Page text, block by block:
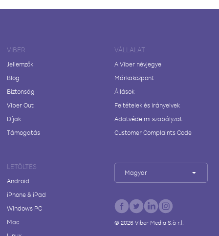
VIBER
Jellemzők
Blog
Biztonság
Viber Out
Díjak
Támogatás
VÁLLALAT
A Viber névjegye
Márkaközpont
Állások
Feltételek és irányelvek
Adatvédelmi szabályzat
Customer Complaints Code
LETÖLTÉS
Android
iPhone & iPad
Windows PC
Mac
Magyar
© 2026Viber Media S.à r.l.